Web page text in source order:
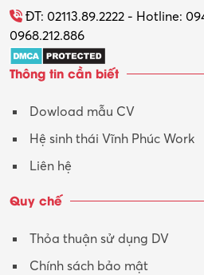
Tổ chức sự kiện – Quà tặng
Trợ lý
Tư vấn
Tư vấn – Kiến trúc
ĐT: 02113.89.2222 - Hotline:
0968.212.886
Thông tin cần biết
Dowload mẫu CV
Hệ sinh thái Vĩnh Phúc Work
Liên hệ
Quy chế
Thỏa thuận sử dụng DV
Chính sách bảo mật